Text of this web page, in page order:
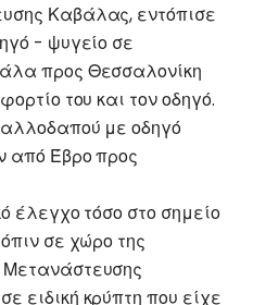
Καβάλας, εντόπισε
- ψυγείο σε
προς Θεσσαλονίκη
του και τον οδηγό.
αλλοδαπού με οδηγό
από Έβρο προς
έλεγχο τόσο στο σημείο
σε χώρο της
Μετανάστευσης
ειδική κρύπτη που είχε